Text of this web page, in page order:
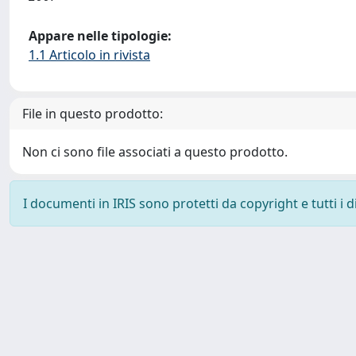
Appare nelle tipologie:
1.1 Articolo in rivista
File in questo prodotto:
Non ci sono file associati a questo prodotto.
I documenti in IRIS sono protetti da copyright e tutti i